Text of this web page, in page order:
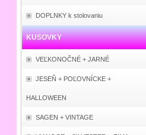
DOPLNKY k stolovaniu
KUSOVKY
VEĽKONOČNÉ + JARNÉ
JESEŇ + POĽOVNÍCKE +
HALLOWEEN
SAGEN + VINTAGE